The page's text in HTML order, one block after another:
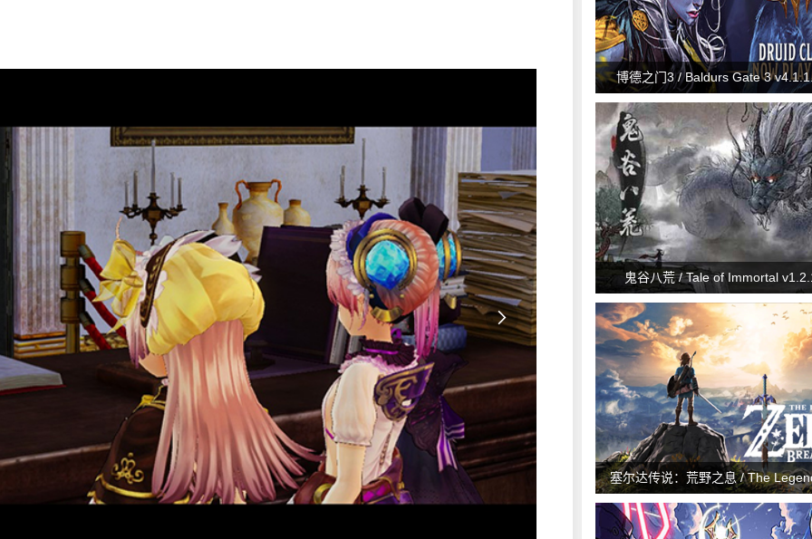

博德之门3 / Baldurs Gate 3
鬼谷八荒 / Tale of Immortal
塞尔达传说：荒野之息 / The